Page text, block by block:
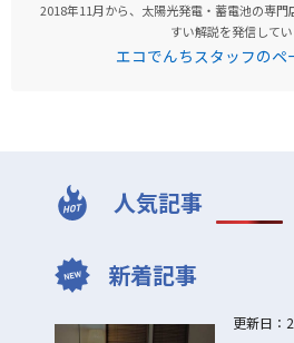
2018年11月から、太陽光発電・蓄電池の専
すい解説を発信してい
エコでんちスタッフの
人気記事
新着記事
更新日：